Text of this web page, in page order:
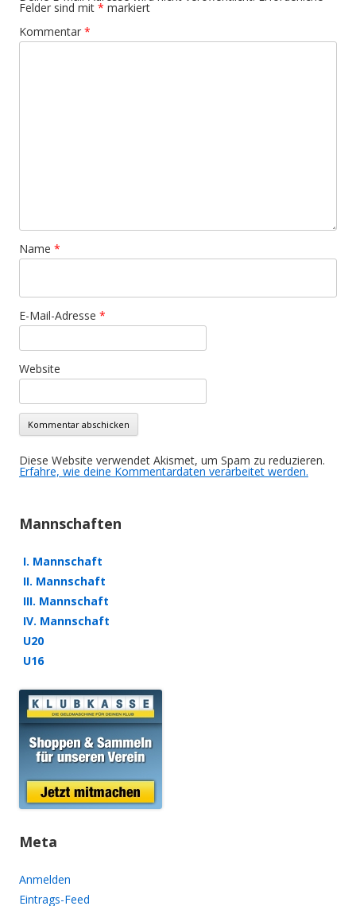
Felder sind mit * markiert
Kommentar *
Name *
E-Mail-Adresse *
Website
Diese Website verwendet Akismet, um Spam zu reduzieren.
Erfahre, wie deine Kommentardaten verarbeitet werden.
Mannschaften
I. Mannschaft
II. Mannschaft
III. Mannschaft
IV. Mannschaft
U20
U16
Meta
Anmelden
Eintrags-Feed